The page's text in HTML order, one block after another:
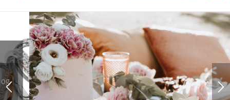
Innkjøpsguiden
Finn alt du trenger til bryllupet ditt i vår innkjøpsguide!